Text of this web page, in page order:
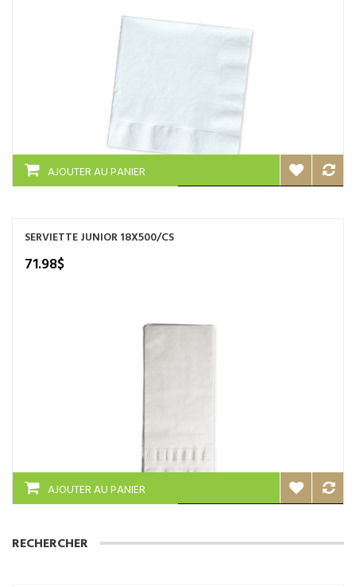
AJOUTER AU PANIER
SERVIETTE JUNIOR 18X500/CS
71.98$
AJOUTER AU PANIER
RECHERCHER